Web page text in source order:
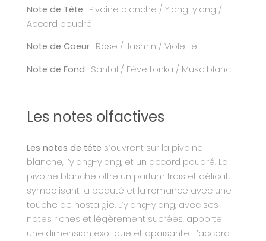
Note de Tête : Pivoine blanche / Ylang-ylang /
Accord poudré
Note de Coeur : Rose / Jasmin / Violette
Note de Fond : Santal / Fève tonka / Musc blanc
Les notes olfactives
Les notes de tête s’ouvrent sur la pivoine
blanche, l’ylang-ylang, et un accord poudré. La
pivoine blanche offre un parfum frais et délicat,
symbolisant la beauté et la romance avec une
touche de nostalgie. L’ylang-ylang, avec ses
notes riches et légèrement sucrées, apporte
une dimension exotique et apaisante. L’accord